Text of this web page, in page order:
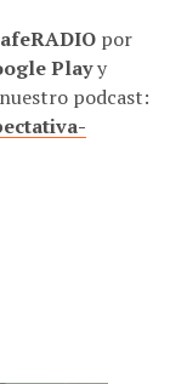
por
Playy
podcast: